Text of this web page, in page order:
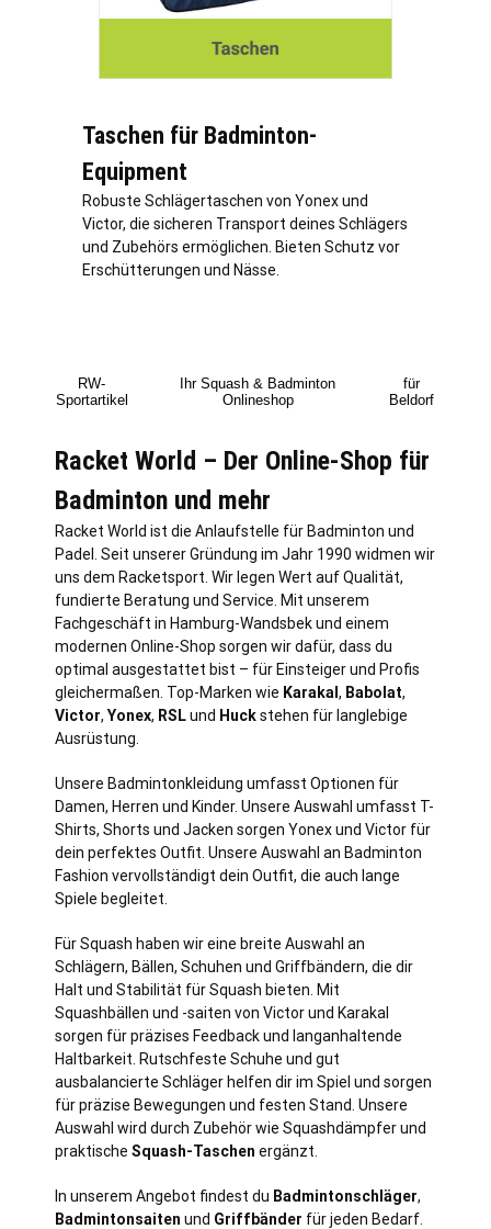
Taschen für Badminton-
Equipment
Robuste Schlägertaschen von Yonex und
Victor, die sicheren Transport deines Schlägers
und Zubehörs ermöglichen. Bieten Schutz vor
Erschütterungen und Nässe.
RW-
Sportartikel
Ihr Squash & Badminton
Onlineshop
für
Beldorf
Racket World – Der Online-Shop für
Badminton und mehr
Racket World ist die Anlaufstelle für Badminton und
Padel. Seit unserer Gründung im Jahr 1990 widmen wir
uns dem Racketsport. Wir legen Wert auf Qualität,
fundierte Beratung und Service. Mit unserem
Fachgeschäft in Hamburg-Wandsbek und einem
modernen Online-Shop sorgen wir dafür, dass du
optimal ausgestattet bist – für Einsteiger und Profis
gleichermaßen. Top-Marken wie Karakal , Babolat,
Victor, Yonex, RSLund Huckstehen für langlebige
Ausrüstung.
Unsere Badmintonkleidung umfasst Optionen für
Damen, Herren und Kinder. Unsere Auswahl umfasst T-
Shirts, Shorts und Jacken sorgen Yonex und Victor für
dein perfektes Outfit. Unsere Auswahl an Badminton
Fashion vervollständigt dein Outfit, die auch lange
Spiele begleitet.
Für Squash haben wir eine breite Auswahl an
Schlägern, Bällen, Schuhen und Griffbändern, die dir
Halt und Stabilität für Squash bieten. Mit
Squashbällen und -saiten von Victor und Karakal
sorgen für präzises Feedback und langanhaltende
Haltbarkeit. Rutschfeste Schuhe und gut
ausbalancierte Schläger helfen dir im Spiel und sorgen
für präzise Bewegungen und festen Stand. Unsere
Auswahl wird durch Zubehör wie Squashdämpfer und
praktische Squash-Taschen ergänzt.
In unserem Angebot findest du Badmintonschläger,
Badmintonsaiten und Griffbänder für jeden Bedarf.